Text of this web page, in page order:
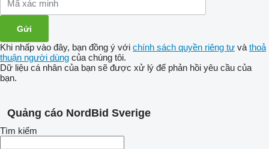
Khi nhấp vào đây, bạn đồng ý với chính sách quyền riêng tư và thoả
thuận người dùng của chúng tôi.
Dữ liệu cá nhân của bạn sẽ được xử lý để phản hồi yêu cầu của
bạn.
Quảng cáo NordBid Sverige
Tìm kiếm